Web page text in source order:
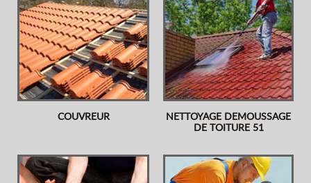
COUVREUR
NETTOYAGE DEMOUSSAGE
DE TOITURE 51